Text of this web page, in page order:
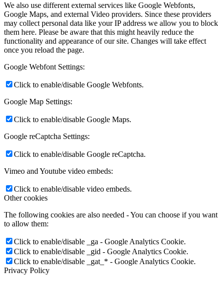
We also use different external services like Google Webfonts,
Google Maps, and external Video providers. Since these providers
may collect personal data like your IP address we allow you to block
them here. Please be aware that this might heavily reduce the
functionality and appearance of our site. Changes will take effect
once you reload the page.
Google Webfont Settings:
Click to enable/disable Google Webfonts.
Google Map Settings:
Click to enable/disable Google Maps.
Google reCaptcha Settings:
Click to enable/disable Google reCaptcha.
Vimeo and Youtube video embeds:
Click to enable/disable video embeds.
Other cookies
The following cookies are also needed - You can choose if you want
to allow them:
Click to enable/disable _ga - Google Analytics Cookie.
Click to enable/disable _gid - Google Analytics Cookie.
Click to enable/disable _gat_* - Google Analytics Cookie.
Privacy Policy